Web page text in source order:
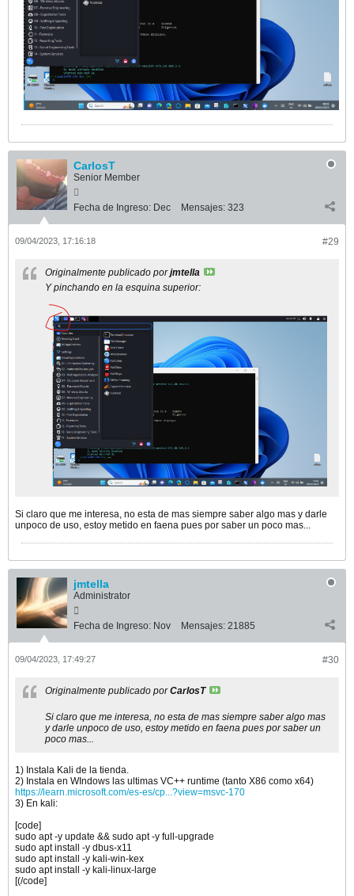
CarlosT
Senior Member
Fecha de Ingreso: Dec Mensajes: 323
#29
09/04/2023, 17:16:18
Originalmente publicado porjmtella
Y pinchando en la esquina superior:
Si claro que me interesa, no esta de mas siempre saber algo mas y darle
unpoco de uso, estoy metido en faena pues por saber un poco mas...
jmtella
Administrator
Fecha de Ingreso: Nov Mensajes: 21885
#30
09/04/2023, 17:49:27
Originalmente publicado porCarlosT
Si claro que me interesa, no esta de mas siempre saber algo mas
y darle unpoco de uso, estoy metido en faena pues por saber un
poco mas...
1) Instala Kali de la tienda.
2) Instala en WIndows las ultimas VC++ runtime (tanto X86 como x64)
https://learn.microsoft.com/es-es/cp...?view=msvc-170
3) En kali:
[code]
sudo apt -y update && sudo apt -y full-upgrade
sudo apt install -y dbus-x11
sudo apt install -y kali-win-kex
sudo apt install -y kali-linux-large
[(/code]